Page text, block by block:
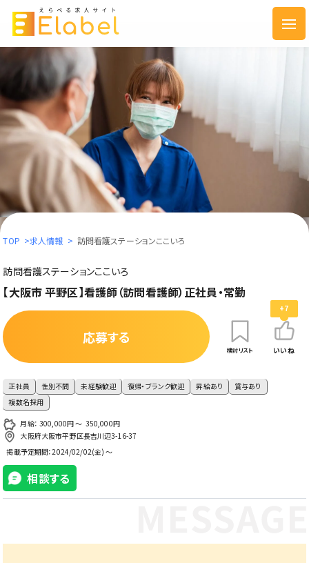
TOP >求人情報 > 訪問看護ステーションここいろ
訪問看護ステーションここいろ
【大阪市 平野区】看護師（訪問看護師）正社員・常勤
応募する
検討リスト
+7
いいね
正社員 性別不問 未経験歓迎 復帰・ブランク歓迎 昇給あり
賞与あり
複数名採用
月給： 300,000円 〜 350,000円
大阪府大阪市平野区長吉川辺3-16-37
掲載予定期間：2024/02/02(金) ～
相談する